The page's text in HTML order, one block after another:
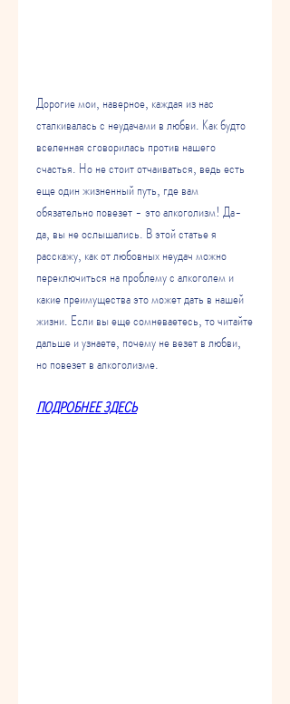
Дорогие мои, наверное, каждая из нас
сталкивалась с неудачами в любви. Как будто
вселенная сговорилась против нашего
счастья. Но не стоит отчаиваться, ведь есть
еще один жизненный путь, где вам
обязательно повезет - это алкоголизм! Да-
да, вы не ослышались. В этой статье я
расскажу, как от любовных неудач можно
переключиться на проблему с алкоголем и
какие преимущества это может дать в нашей
жизни. Если вы еще сомневаетесь, то читайте
дальше и узнаете, почему не везет в любви,
но повезет в алкоголизме.
ПОДРОБНЕЕ ЗДЕСЬ